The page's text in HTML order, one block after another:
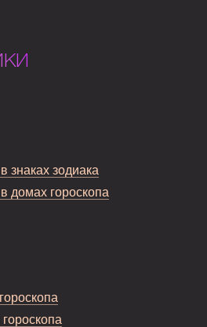
знаках зодиака
домах гороскопа